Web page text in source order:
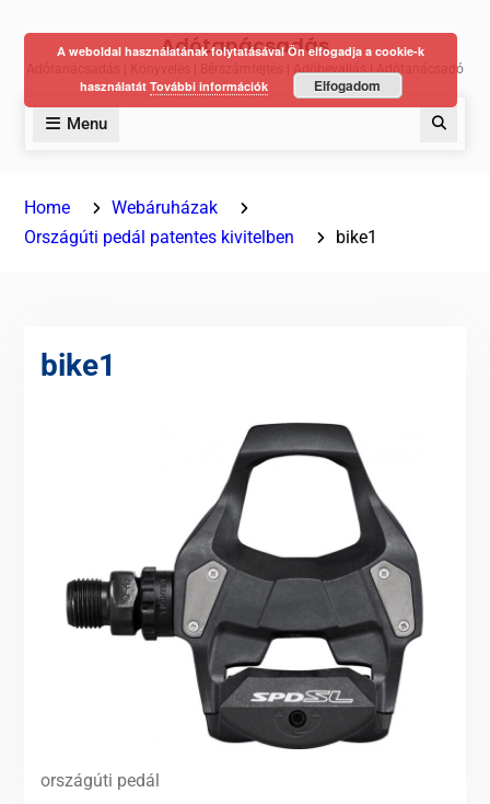
Adótanácsadás
Adótanácsadás | Könyvelés | Bérszámfejtés | Adóbevallás | Adótanácsadó
Menu
Home
Webáruházak
Országúti pedál patentes kivitelben
bike1
bike1
országúti pedál
A weboldal használatának folytatásával Ön elfogadja a cookie-k
használatát További információk Elfogadom